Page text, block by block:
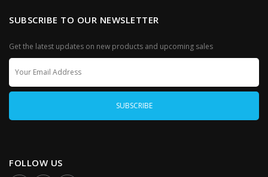
SUBSCRIBE TO OUR NEWSLETTER
Get the latest updates on new products and upcoming sales
FOLLOW US